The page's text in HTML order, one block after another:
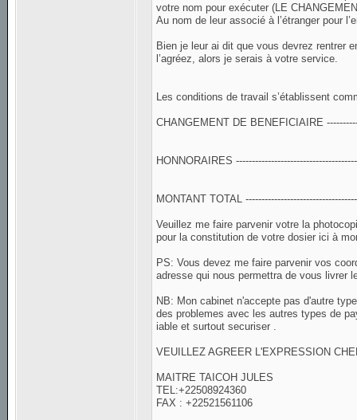
votre nom pour exécuter (LE
Au nom de leur associé à l’étranger pour
Bien je leur ai dit que vous devrez rentrer
l’agréez, alors je serais à votre service.
Les conditions de travail s’établissent
CHANGEMENT DE BENEFICIAIRE
HONNORAIRES
MONTANT TOTAL
Veuillez me faire parvenir votre la
pour la constitution de votre dosier ici à
PS: Vous devez me faire parvenir vos
adresse qui nous permettra de vous livrer
NB: Mon cabinet n'accepte pas d'autre
des problemes avec les autres types de
iable et surtout securiser .
VEUILLEZ AGREER L'EXPRESSION
MAITRE TAICOH JULES
TEL:+22508924360
FAX : +22521561106